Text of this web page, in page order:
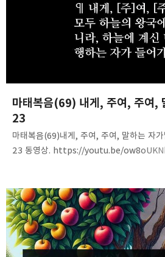
마태복음(69) 내게, 주여, 주여,
23
마태복음(69)내게, 주여, 주여, 말하는 자
23 동영상. https://youtu.be/